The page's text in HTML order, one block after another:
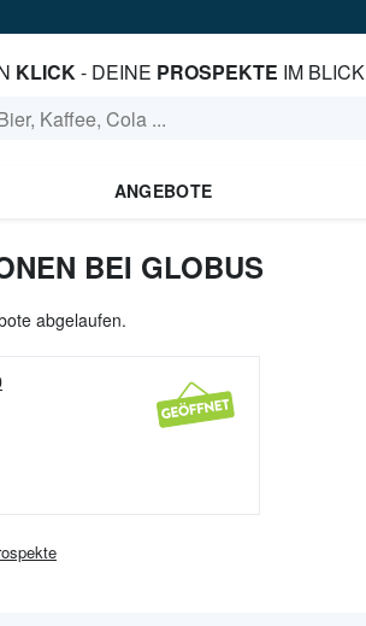
KLICK- DEINE PROSPEKTE IM BLICK
ANGEBOTE
BEI GLOBUS
abgelaufen.